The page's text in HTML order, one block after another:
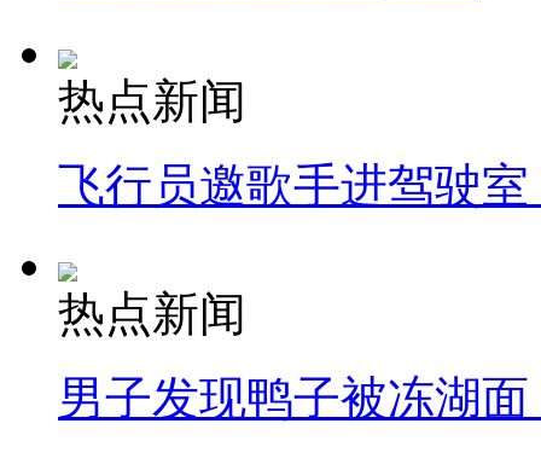
热点新闻
飞行员邀歌手进驾驶
热点新闻
男子发现鸭子被冻湖